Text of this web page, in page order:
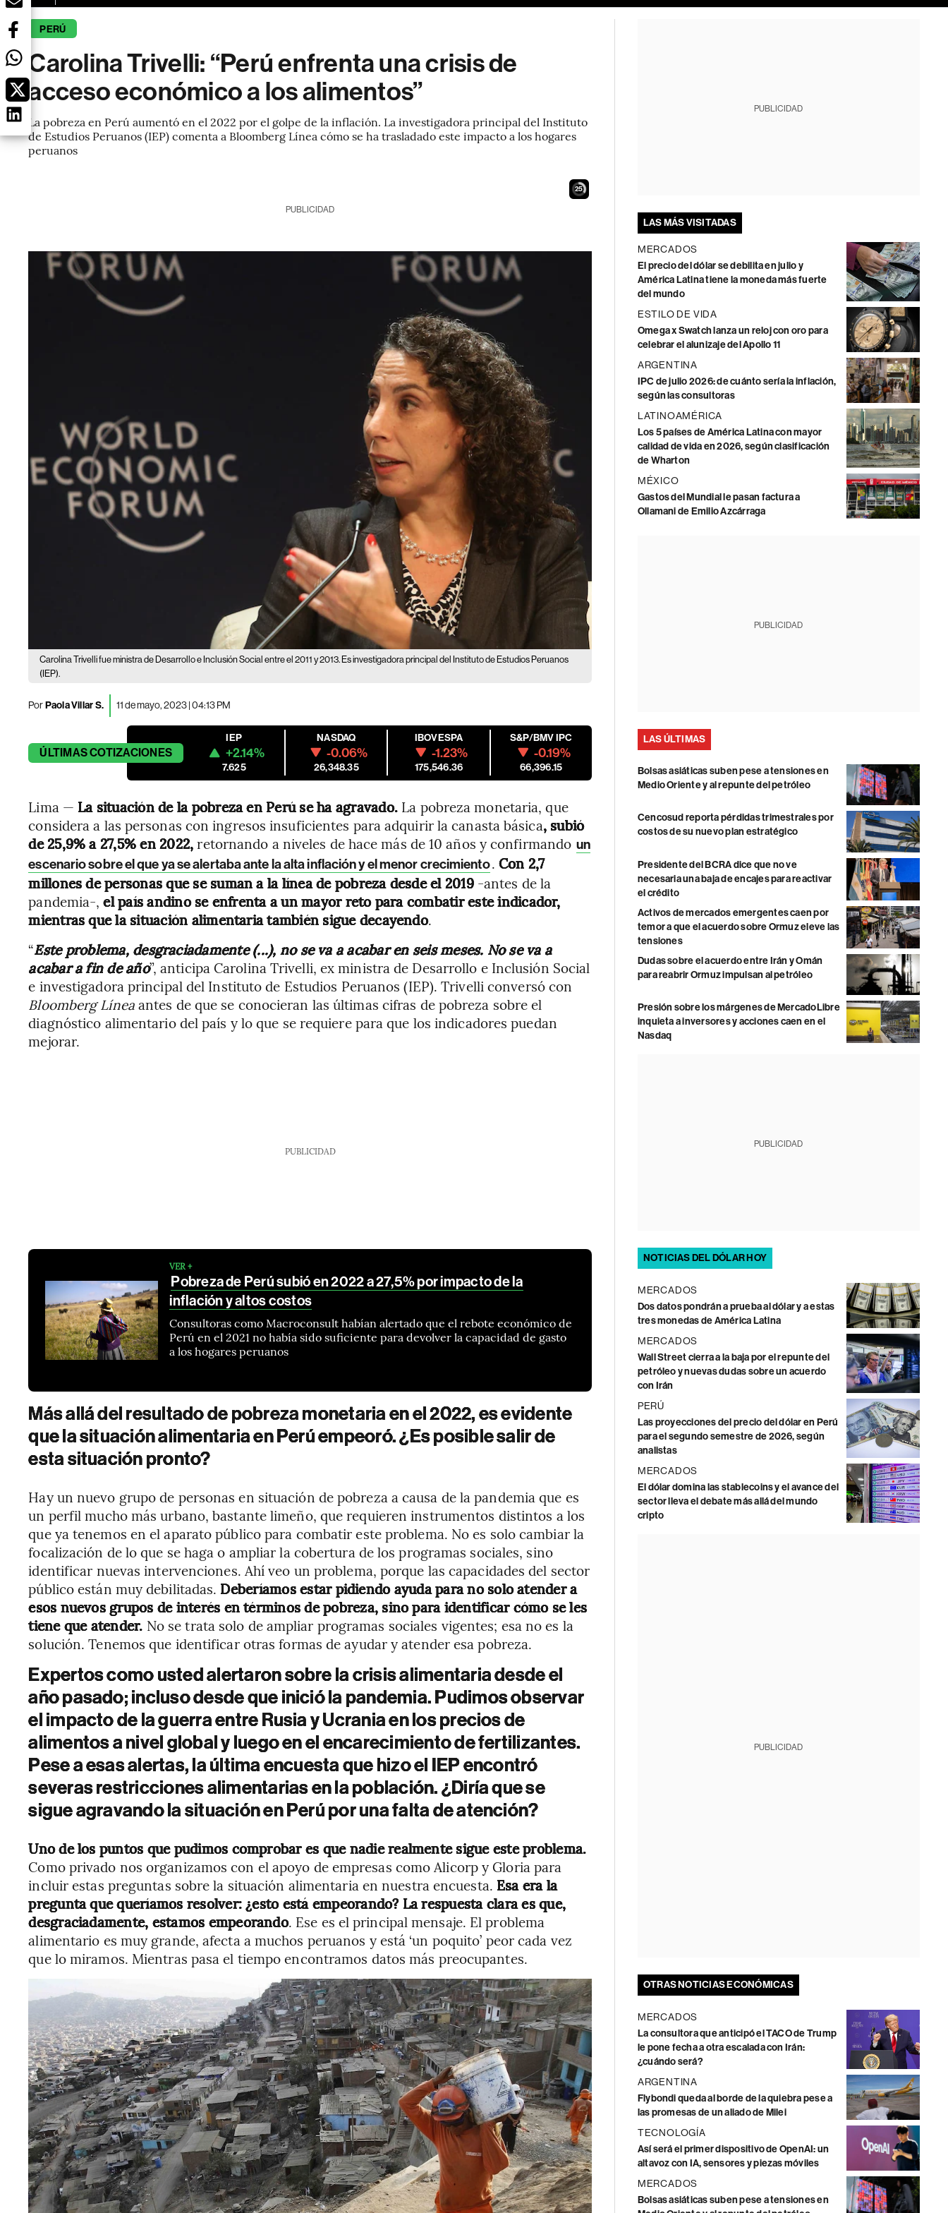
PERÚ
Carolina Trivelli: “Perú enfrenta una crisis de
acceso económico a los alimentos”
La pobreza en Perú aumentó en el 2022 por el golpe de la inflación. La investigadora principal del Instituto
de Estudios Peruanos (IEP) comenta a Bloomberg Línea cómo se ha trasladado este impacto a los hogares
peruanos
24
PUBLICIDAD
Carolina Trivelli fue ministra de Desarrollo e Inclusión Social entre el 2011 y 2013. Es investigadora principal del Instituto de Estudios Peruanos
(IEP).
PorPaola Villar S. 11 de mayo, 2023 | 04:13 PM
ÚLTIMASCOTIZACIONES
IEP
+2.14%
7.625
NASDAQ
-0.06%
26,348.35
IBOVESPA
-1.23%
175,546.36
S&P/BMV IPC
-0.19%
66,396.15
Lima — La situación de la pobreza en Perú se ha agravado. La pobreza monetaria, que
considera a las personas con ingresos insuficientes para adquirir la canasta básica, subió
de 25,9% a 27,5% en 2022,retornando a niveles de hace más de 10 años y confirmando un
escenario sobre el que ya se alertaba ante la alta inflación y el menor crecimiento. Con 2,7
millones de personas que se suman a la línea de pobreza desde el 2019-antes de la
pandemia-,el país andino se enfrenta a un mayor reto para combatir este indicador,
mientras que la situación alimentaria también sigue decayendo.
“Este problema, desgraciadamente (...), no se va a acabar en seis meses. No se va a
acabar a fin de año”, anticipa Carolina Trivelli, ex ministra de Desarrollo e Inclusión Social
e investigadora principal del Instituto de Estudios Peruanos (IEP). Trivelli conversó con
Bloomberg Líneaantes de que se conocieran las últimas cifras de pobreza sobre el
diagnóstico alimentario del país y lo que se requiere para que los indicadores puedan
mejorar.
PUBLICIDAD
VER +
Pobreza de Perú subió en 2022 a 27,5% por impacto de la
inflación y altos costos
Consultoras como Macroconsult habían alertado que el rebote económico de
Perú en el 2021 no había sido suficiente para devolver la capacidad de gasto
a los hogares peruanos
Más allá del resultado de pobreza monetaria en el 2022, es evidente
que la situación alimentaria en Perú empeoró. ¿Es posible salir de
esta situación pronto?
Hay un nuevo grupo de personas en situación de pobreza a causa de la pandemia que es
un perfil mucho más urbano, bastante limeño, que requieren instrumentos distintos a los
que ya tenemos en el aparato público para combatir este problema. No es solo cambiar la
focalización de lo que se haga o ampliar la cobertura de los programas sociales, sino
identificar nuevas intervenciones. Ahí veo un problema, porque las capacidades del sector
público están muy debilitadas. Deberíamos estar pidiendo ayuda para no solo atender a
esos nuevos grupos de interés en términos de pobreza, sino para identificar cómo se les
tiene que atender. No se trata solo de ampliar programas sociales vigentes; esa no es la
solución. Tenemos que identificar otras formas de ayudar y atender esa pobreza.
Expertos como usted alertaron sobre la crisis alimentaria desde el
año pasado; incluso desde que inició la pandemia. Pudimos observar
el impacto de la guerra entre Rusia y Ucrania en los precios de
alimentos a nivel global y luego en el encarecimiento de fertilizantes.
Pese a esas alertas, la última encuesta que hizo el IEP encontró
severas restricciones alimentarias en la población. ¿Diría que se
sigue agravando la situación en Perú por una falta de atención?
Uno de los puntos que pudimos comprobar es que nadie realmente sigue este problema.
Como privado nos organizamos con el apoyo de empresas como Alicorp y Gloria para
incluir estas preguntas sobre la situación alimentaria en nuestra encuesta. Esa era la
pregunta que queríamos resolver: ¿esto está empeorando? La respuesta clara es que,
desgraciadamente, estamos empeorando. Ese es el principal mensaje. El problema
alimentario es muy grande, afecta a muchos peruanos y está ‘un poquito’ peor cada vez
que lo miramos. Mientras pasa el tiempo encontramos datos más preocupantes.
PUBLICIDAD
LAS MÁS VISITADAS
MERCADOS
El precio del dólar se debilita en julio y
América Latina tiene la moneda más fuerte
del mundo
ESTILO DE VIDA
Omega x Swatch lanza un reloj con oro para
celebrar el alunizaje del Apollo 11
ARGENTINA
IPC de julio 2026: de cuánto sería la inflación,
según las consultoras
LATINOAMÉRICA
Los 5 países de América Latina con mayor
calidad de vida en 2026, según clasificación
de Wharton
MÉXICO
Gastos del Mundial le pasan factura a
Ollamani de Emilio Azcárraga
PUBLICIDAD
LAS ÚLTIMAS
Bolsas asiáticas suben pese a tensiones en
Medio Oriente y al repunte del petróleo
Cencosud reporta pérdidas trimestrales por
costos de su nuevo plan estratégico
Presidente del BCRA dice que no ve
necesaria una baja de encajes para reactivar
el crédito
Activos de mercados emergentes caen por
temor a que el acuerdo sobre Ormuz eleve las
tensiones
Dudas sobre el acuerdo entre Irán y Omán
para reabrir Ormuz impulsan al petróleo
Presión sobre los márgenes de MercadoLibre
inquieta a inversores y acciones caen en el
Nasdaq
PUBLICIDAD
NOTICIAS DEL DÓLAR HOY
MERCADOS
Dos datos pondrán a prueba al dólar y a estas
tres monedas de América Latina
MERCADOS
Wall Street cierra a la baja por el repunte del
petróleo y nuevas dudas sobre un acuerdo
con Irán
PERÚ
Las proyecciones del precio del dólar en Perú
para el segundo semestre de 2026, según
analistas
MERCADOS
El dólar domina las stablecoins y el avance del
sector lleva el debate más allá del mundo
cripto
PUBLICIDAD
OTRAS NOTICIAS ECONÓMICAS
MERCADOS
La consultora que anticipó el TACO de Trump
le pone fecha a otra escalada con Irán:
¿cuándo será?
ARGENTINA
Flybondi queda al borde de la quiebra pese a
las promesas de un aliado de Milei
TECNOLOGÍA
Así será el primer dispositivo de OpenAI: un
altavoz con IA, sensores y piezas móviles
MERCADOS
Bolsas asiáticas suben pese a tensiones en